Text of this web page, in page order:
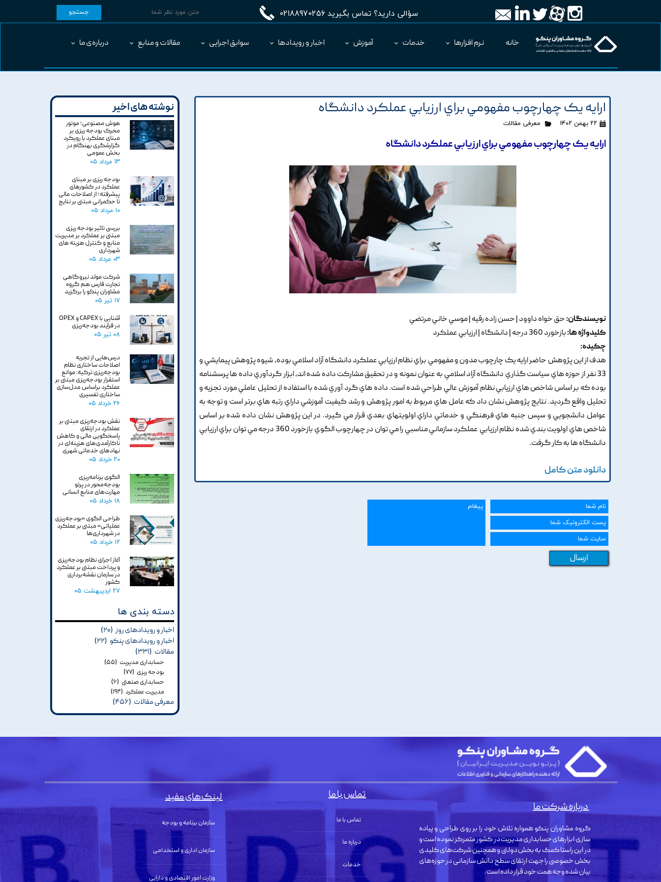
سؤالی دارید؟ تماس بگیرید 02188970256 جستجو
خانه نرم افزارها خدمات آموزش اخبار و رویدادها سوابق اجرایی مقالات و منابع درباره‌ی ما
ارايه يک چهارچوب مفهومي براي ارزيابي عملکرد دانشگاه
۲۲ بهمن ۱۴۰۲ معرفی مقالات
ارايه يک چهارچوب مفهومي براي ارزيابي عملکرد دانشگاه
نویسندگان:حق خواه داوود | حسن زاده رقيه | موسي خاني مرتضي
کلیدواژه ها:بازخورد 360 درجه | دانشگاه | ارزيابي عملکرد
چکیده:
هدف از اين پژوهش حاضر ارايه يک چارچوب مدون و مفهومي براي نظام ارزيابي عملکرد دانشگاه آزاد اسلامي بوده, شيوه پژوهش پيمايشي و
33 نفر از حوزه هاي سياست گذاري دانشگاه آزاد اسلامي به عنوان نمونه و در تحقيق مشارکت داده شده اند, ابزار گردآوري داده ها پرسشنامه
بوده که بر اساس شاخص هاي ارزيابي نظام آموزش عالي طراحي شده است. داده هاي گرد آوري شده با استفاده از تحليل عاملي مورد تجزيه و
تحليل واقع گرديد. نتايج پژوهش نشان داد که عامل هاي مربوط به امور پژوهش و رشد کيفيت آموزشي داراي رتبه هاي برتر است و توجه به
عوامل دانشجويي و سپس جنبه هاي فرهنگي و خدماتي داراي اولويتهاي بعدي قرار مي گيرد. در اين پژوهش نشان داده شده بر اساس
شاخص هاي اولويت بندي شده نظام ارزيابي عملکرد سازماني مناسبي را مي توان در چهارچوب الگوي بازخورد 360 درجه مي توان براي ارزيابي
دانشگاه ها به کار گرفت.
دانلود متن کامل
ارسال
نوشته های اخیر
هوش مصنوعی؛ موتور
محرک بودجه ریزی بر
مبنای عملکرد با رویکرد
گزارشگری بهنگام در
بخش عمومی
۱۳ مرداد ۰۵
بودجه ریزی بر مبنای
عملکرد در کشورهای
پیشرفته؛ از اصلاحات مالی
تا حکمرانی مبتنی بر نتایج
۱۰ مرداد ۰۵
بررسی تاثیر بودجه ریزی
مبتنی بر عملکرد بر مدیریت
منابع و کنترل هزینه های
شهرداری
۰۳ مرداد ۰۵
شرکت مولد نیروگاهی
تجارت فارس هم گروه
مشاوران پنکو را برگزید
۱۷ تیر ۰۵
آشنایی با CAPEX و OPEX
در فرآیند بودجه‌ریزی
۰۸ تیر ۰۵
درس‌هایی از تجربه
اصلاحات ساختاری نظام
بودجه‌ریزی ترکیه: موانع
استقرار بودجه‌ریزی مبتنی بر
عملکرد براساس مدل‌سازی
ساختاری تفسیری
۲۶ خرداد ۰۵
نقش بودجه‌ریزی مبتنی بر
عملکرد در ارتقای
پاسخگویی مالی و کاهش
ناکارآمدی‌های هزینه‌ای در
نهادهای خدماتی شهری
۲۰ خرداد ۰۵
الگوی برنامه‌ریزی
بودجه‌محور در پرتو
مهارت‌های منابع انسانی
۱۸ خرداد ۰۵
طراحی الگوی «بودجه‌ریزی
عملیاتی» مبتنی بر عملکرد
در شهرداری‌ها
۱۲ خرداد ۰۵
آغاز اجرای نظام بودجه‌ریزی
و پرداخت مبتنی بر عملکرد
در سازمان نقشه‌برداری
کشور
۲۷ اردیبهشت ۰۵
دسته بندی ها
اخبار و رویدادهای روز (۲۰)
اخبار و رویدادهای پنکو (۲۲)
مقالات (۳۳۱)
حسابداری مدیریت (۵۵)
بودجه ریزی (۷۷)
حسابداری صنعتی (۶)
مدیریت عملکرد (۱۹۴)
معرفی مقالات (۴۵۶)
لینک‌های مفید
سازمان برنامه و بودجه
سازمان اداری و استخدامی
وزارت امور اقتصادی و دارایی
تماس با ما
درباره ما
خدمات
تماس با ما
گروه مشاوران پنکو همواره تلاش خود را بر روی طراحی و پیاده
سازی ابزارهای حسابداری مدیریت در کشور متمرکز نموده است و
در این راستا کمک به بخش دولتی و همچنین شرکت‌های کلیدی
بخش خصوصی را جهت ارتقای سطح دانش سازمانی در حوزه‌های
بیان شده وجه همت خود قرار داده است.
درباره شرکت ما